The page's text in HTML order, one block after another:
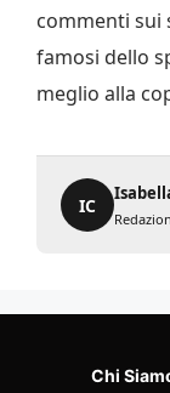
commenti sui
famosi dello
meglio alla
IC
Chi